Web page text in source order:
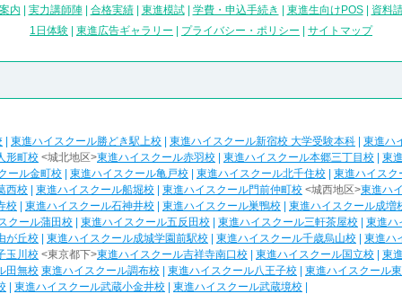
内
実力講師陣| 合格実績| 東進模試| 学費・申込手続き 東進生向けPOS| 資料
1日体験
東進広告ギャラリー プライバシー・ポリシー サイトマップ
東進ハイスクール勝どき駅上校 東進ハイスクール新宿校 大学受験本科 東進ハ
形町校 <城北地区>東進ハイスクール赤羽校 東進ハイスクール本郷三丁目校
東
ール金町校
東進ハイスクール亀戸校 東進ハイスクール北千住校 東進ハイスク
西校
東進ハイスクール船堀校 東進ハイスクール門前仲町校 <城西地区>東進ハ
校
東進ハイスクール石神井校 東進ハイスクール巣鴨校 東進ハイスクール成増
クール蒲田校
東進ハイスクール五反田校 東進ハイスクール三軒茶屋校 東進ハ
が丘校
東進ハイスクール成城学園前駅校 東進ハイスクール千歳烏山校
東進ハ
玉川校 <東京都下>東進ハイスクール吉祥寺南口校 東進ハイスクール国立校 東
田無校 東進ハイスクール調布校 東進ハイスクール八王子校 東進ハイスクール
東進ハイスクール武蔵小金井校 東進ハイスクール武蔵境校